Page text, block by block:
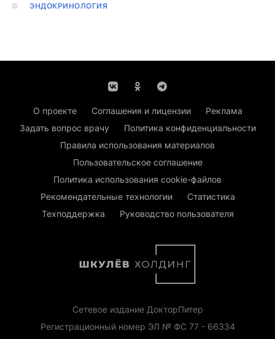
ЭНДОКРИНОЛОГИЯ
О проекте Соглашения и лицензии
Реклама
Задать вопрос врачу
Политика конфиденциальности
Правила использования материалов
Пользовательское соглашение
Политика использования cookie-файлов
Рекомендательные технологии
Статистика
Техподдержка
Руководство пользователя
Сетевое издание ДокторПитер
Регистрационный номер ЭЛ № ФС 77 - 66334